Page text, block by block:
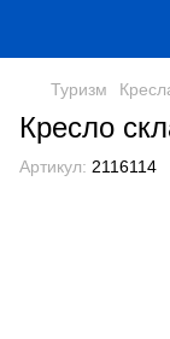
Туризм
Кресло
Артикул: 2116114